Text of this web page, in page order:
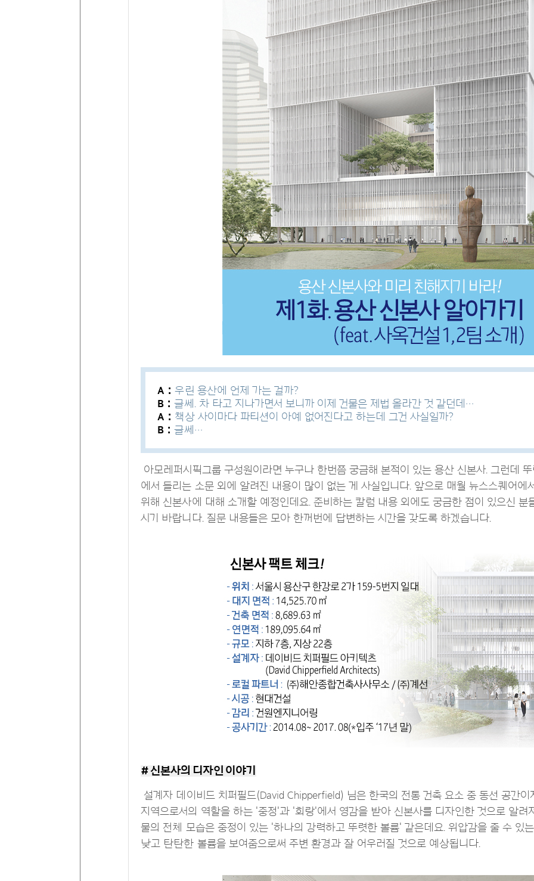
A : 우린 용산에 언제 가는 걸까?
B : 글쎄. 차 타고 지나가면서 보니까 이제 건물은 제법 올라간 것 같던데…
A : 책상 사이마다 파티션이 아예 없어진다고 하는데 그건 사실일까?
B :글쎄…
아모레퍼시픽그룹 구성원이라면 누구나 한번쯤 궁금해 본적이 있는 용산 신본사. 그런데
에서 들리는 소문 외에 알려진 내용이 많이 없는 게 사실입니다. 앞으로 매월 뉴스스퀘어에
위해 신본사에 대해 소개할 예정인데요. 준비하는 칼럼 내용 외에도 궁금한 점이 있으신 분
시기 바랍니다. 질문 내용들은 모아 한꺼번에 답변하는 시간을 갖도록 하겠습니다.
# 신본사의 디자인 이야기
설계자 데이비드 치퍼필드(David Chipperfield) 님은 한국의 전통 건축 요소 중 동선 공간
지역으로서의 역할을 하는 '중정'과 '회랑'에서 영감을 받아 신본사를 디자인한 것으로 알려
물의 전체 모습은 중정이 있는 '하나의 강력하고 뚜렷한 볼륨' 같은데요. 위압감을 줄 수 있
낮고 탄탄한 볼륨을 보여줌으로써 주변 환경과 잘 어우러질 것으로 예상됩니다.